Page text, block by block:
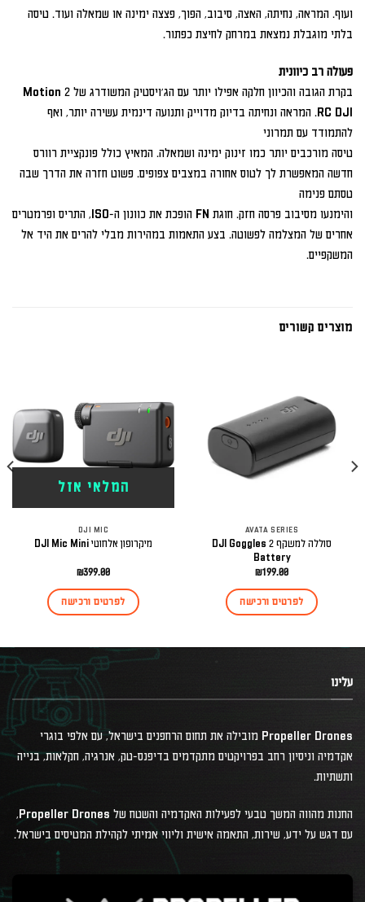
ועוף. המראה, נחיתה, האצה, סיבוב, הפוך, פצצה ימינה או שמאלה ועוד. טיסה
בלתי מוגבלת נמצאת במרחק לחיצת כפתור.
פעולה רב כיוונית
בקרת הגובה והכיוון חלקה אפילו יותר עם הג'ויסטיק המשודרג של 2 Motion
RC DJI. המראה ונחיתה בדיוק מדוייק ותנועה דינמית עשירה יותר, ואף
להתמודד עם תמרוני
טיסה מורכבים יותר כמו זינוק ימינה ושמאלה. המאיץ כולל פונקציית רוורס
חדשה המאפשרת לך לטוס אחורה במצבים צפופים. פשוט חזרה את הדרך שבה
טסתם פנימה
והימנעו מסיבוב פרסה חזק. חוגת FN הופכת את כוונון ה-ISO, התריס ופרמטרים
אחרים של המצלמה לפשוטה. בצע התאמות במהירות מבלי להרים את היד אל
המשקפיים.
מוצרים קשורים
AVATA SERIES
סוללה למשקף DJI Goggles 2
Battery
₪199.00
לפרטים ורכישה
המלאי אזל
DJI MIC
מיקרופון אלחוטי DJI Mic Mini
₪399.00
לפרטים ורכישה
עלינו
Propeller Drones מובילה את תחום הרחפנים בישראל, עם אלפי בוגרי
אקדמיה וניסיון רחב בפרויקטים מתקדמים בדיפנס-טק, אנרגיה, חקלאות, בנייה
ותשתיות.
החנות מהווה המשך טבעי לפעילות האקדמיה והשטח של Propeller Drones,
עם דגש על ידע, שירות, התאמה אישית וליווי אמיתי לקהילת המטיסים בישראל.